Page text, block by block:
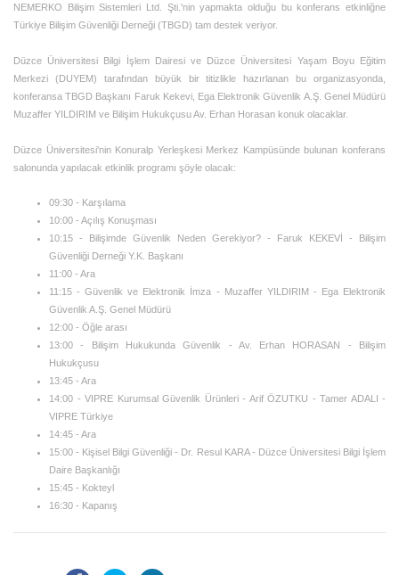
NEMERKO Bilişim Sistemleri Ltd. Şti.'nin yapmakta olduğu bu konferans etkinliğne
Türkiye Bilişim Güvenliği Derneği (TBGD) tam destek veriyor.
Düzce Üniversitesi Bilgi İşlem Dairesi ve Düzce Üniversitesi Yaşam Boyu Eğitim
Merkezi (DUYEM) tarafından büyük bir titizlikle hazırlanan bu organizasyonda,
konferansa TBGD Başkanı Faruk Kekevi, Ega Elektronik Güvenlik A.Ş. Genel Müdürü
Muzaffer YILDIRIM ve Bilişim Hukukçusu Av. Erhan Horasan konuk olacaklar.
Düzce Üniversitesi'nin Konuralp Yerleşkesi Merkez Kampüsünde bulunan konferans
salonunda yapılacak etkinlik programı şöyle olacak:
09:30 - Karşılama
10:00 - Açılış Konuşması
10:15 - Bilişimde Güvenlik Neden Gerekiyor? - Faruk KEKEVİ - Bilişim
Güvenliği Derneği Y.K. Başkanı
11:00 - Ara
11:15 - Güvenlik ve Elektronik İmza - Muzaffer YILDIRIM - Ega Elektronik
Güvenlik A.Ş. Genel Müdürü
12:00 - Öğle arası
13:00 - Bilişim Hukukunda Güvenlik - Av. Erhan HORASAN - Bilişim
Hukukçusu
13:45 - Ara
14:00 - VIPRE Kurumsal Güvenlik Ürünleri - Arif ÖZUTKU - Tamer ADALI -
VIPRE Türkiye
14:45 - Ara
15:00 - Kişisel Bilgi Güvenliği - Dr. Resul KARA - Düzce Üniversitesi Bilgi İşlem
Daire Başkanlığı
15:45 - Kokteyl
16:30 - Kapanış